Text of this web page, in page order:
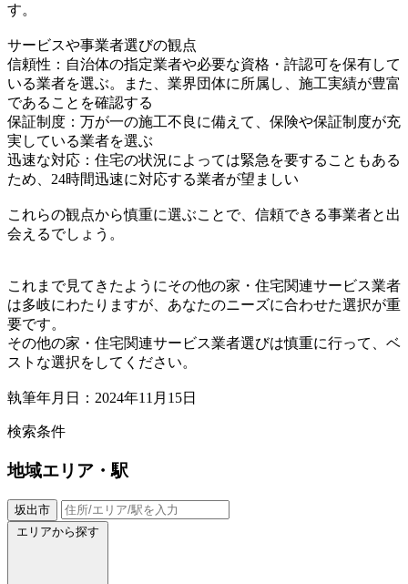
す。
サービスや事業者選びの観点
信頼性：自治体の指定業者や必要な資格・許認可を保有して
いる業者を選ぶ。また、業界団体に所属し、施工実績が豊富
であることを確認する
保証制度：万が一の施工不良に備えて、保険や保証制度が充
実している業者を選ぶ
迅速な対応：住宅の状況によっては緊急を要することもある
ため、24時間迅速に対応する業者が望ましい
これらの観点から慎重に選ぶことで、信頼できる事業者と出
会えるでしょう。
これまで見てきたようにその他の家・住宅関連サービス業者
は多岐にわたりますが、あなたのニーズに合わせた選択が重
要です。
その他の家・住宅関連サービス業者選びは慎重に行って、ベ
ストな選択をしてください。
執筆年月日：2024年11月15日
検索条件
地域エリア・駅
坂出市
エリアから探す